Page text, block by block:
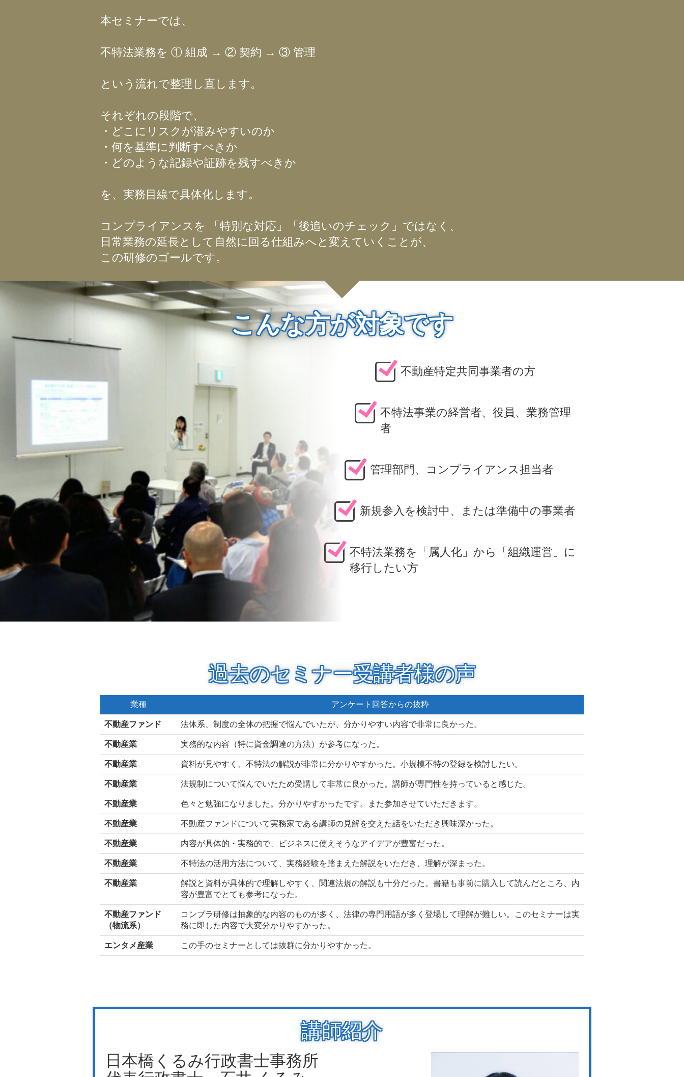
本セミナーでは、
不特法業務を ① 組成 → ② 契約 → ③ 管理
という流れで整理し直します。
それぞれの段階で、
・どこにリスクが潜みやすいのか
・何を基準に判断すべきか
・どのような記録や証跡を残すべきか
を、実務目線で具体化します。
コンプライアンスを 「特別な対応」「後追いのチェック」ではなく、
日常業務の延長として自然に回る仕組みへと変えていくことが、
この研修のゴールです。
こんな方が対象です
不動産特定共同事業者の方
不特法事業の経営者、役員、業務管理
者
管理部門、コンプライアンス担当者
新規参入を検討中、または準備中の事業者
不特法業務を「属人化」から「組織運営」に
移行したい方
過去のセミナー受講者様の声
業種 アンケート回答からの抜粋
不動産ファンド 法体系、制度の全体の把握で悩んでいたが、分かりやすい内容で非常に良かった。
不動産業 実務的な内容（特に資金調達の方法）が参考になった。
不動産業 資料が見やすく、不特法の解説が非常に分かりやすかった。小規模不特の登録を検討したい。
不動産業 法規制について悩んでいたため受講して非常に良かった。講師が専門性を持っていると感じた。
不動産業 色々と勉強になりました。分かりやすかったです。また参加させていただきます。
不動産業 不動産ファンドについて実務家である講師の見解を交えた話をいただき興味深かった。
不動産業 内容が具体的・実務的で、ビジネスに使えそうなアイデアが豊富だった。
不動産業 不特法の活用方法について、実務経験を踏まえた解説をいただき、理解が深まった。
不動産業
解説と資料が具体的で理解しやすく、関連法規の解説も十分だった。書籍も事前に購入して読んだところ、内
容が豊富でとても参考になった。
不動産ファンド
（物流系）
コンプラ研修は抽象的な内容のものが多く、法律の専門用語が多く登場して理解が難しい。このセミナーは実
務に即した内容で大変分かりやすかった。
エンタメ産業 この手のセミナーとしては抜群に分かりやすかった。
講師紹介
日本橋くるみ行政書士事務所